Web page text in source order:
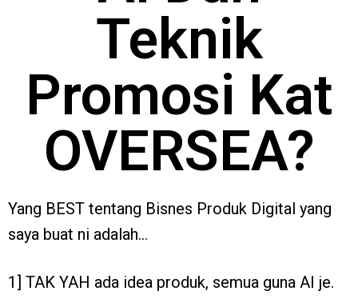
Teknik
Promosi Kat
OVERSEA?
Yang BEST tentang Bisnes Produk Digital yang
saya buat ni adalah…
1] TAK YAH ada idea produk, semua guna AI je.